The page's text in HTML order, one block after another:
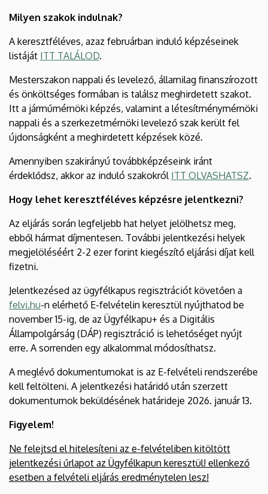
Milyen szakok indulnak?
A keresztféléves, azaz februárban induló képzéseinek
listáját ITT TALÁLOD.
Mesterszakon nappali és levelező, államilag finanszírozott
és önköltséges formában is találsz meghirdetett szakot.
Itt a járműmérnöki képzés, valamint a létesítménymérnöki
nappali és a szerkezetmérnöki levelező szak került fel
újdonságként a meghirdetett képzések közé.
Amennyiben szakirányú továbbképzéseink iránt
érdeklődsz, akkor az induló szakokról ITT OLVASHATSZ.
Hogy lehet keresztféléves képzésre jelentkezni?
Az eljárás során legfeljebb hat helyet jelölhetsz meg,
ebből hármat díjmentesen. További jelentkezési helyek
megjelöléséért 2-2 ezer forint kiegészítő eljárási díjat kell
fizetni.
Jelentkezésed az ügyfélkapus regisztrációt követően a
felvi.hu-n elérhető E-felvételin keresztül nyújthatod be
november 15-ig, de az Ügyfélkapu+ és a Digitális
Állampolgárság (DÁP) regisztráció is lehetőséget nyújt
erre. A sorrenden egy alkalommal módosíthatsz.
A meglévő dokumentumokat is az E-felvételi rendszerébe
kell feltölteni. A jelentkezési határidő után szerzett
dokumentumok beküldésének határideje 2026. január 13.
Figyelem!
Ne felejtsd el hitelesíteni az e-felvételiben kitöltött
jelentkezési űrlapot az Ügyfélkapun keresztül! ellenkező
esetben a felvételi eljárás eredménytelen lesz!